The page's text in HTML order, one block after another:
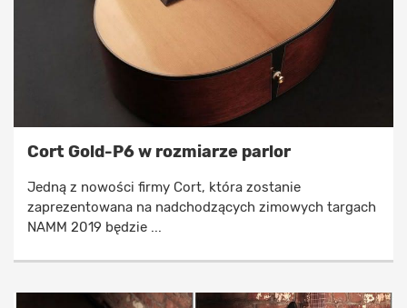
Cort Gold-P6 w rozmiarze parlor
Jedną z nowości firmy Cort, która zostanie
zaprezentowana na nadchodzących zimowych targach
NAMM 2019 będzie ...